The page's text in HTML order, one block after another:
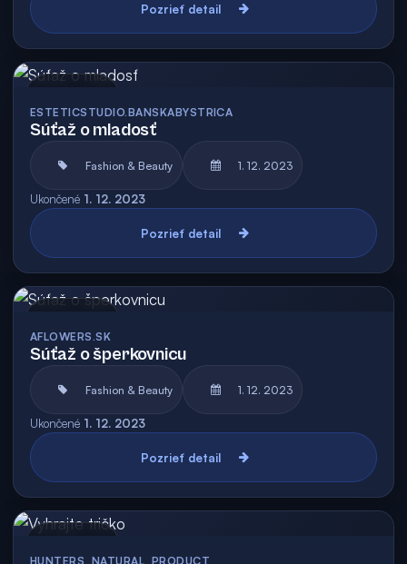
Pozrieť detail
ESTETICSTUDIO.BANSKABYSTRICA
Súťaž o mladosť
Fashion & Beauty 1. 12. 2023
Ukončené 1. 12. 2023
Pozrieť detail
AFLOWERS.SK
Súťaž o šperkovnicu
Fashion & Beauty 1. 12. 2023
Ukončené 1. 12. 2023
Pozrieť detail
HUNTERS_NATURAL_PRODUCT